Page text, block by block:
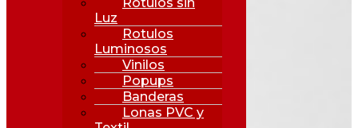
Rotulos sin
Luz
Rotulos
Luminosos
Vinilos
Popups
Banderas
Lonas PVC y